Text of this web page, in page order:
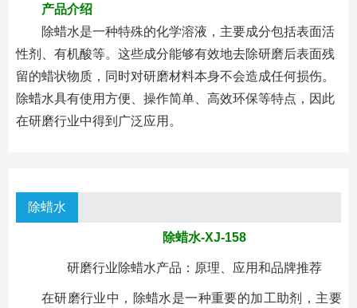
产品介绍
除蜡水是一种特殊的化学溶液，主要成分包括表面活
性剂、有机酸等。这些成分能够有效地去除研磨后表面残
留的蜡状物质，同时对研磨材料本身不会造成任何损伤。
除蜡水具有使用方便、操作简单、高效环保等特点，因此
在研磨行业中得到广泛应用。
除蜡水
除蜡水-XJ-158
研磨行业除蜡水产品：原理、应用和品牌推荐
在研磨行业中，除蜡水是一种重要的加工助剂，主要